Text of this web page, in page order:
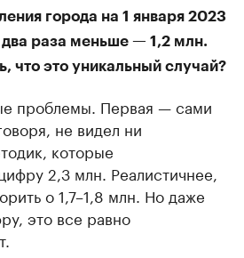
города на 1 января 2023
два раза меньше — 1,2 млн.
что это уникальный случай?
проблемы. Первая — сами
не видел ни
которые
2,3 млн. Реалистичнее,
о 1,7–1,8 млн. Но даже
это все равно